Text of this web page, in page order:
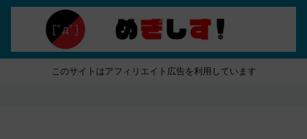
このサイトはアフィリエイト広告を利用しています